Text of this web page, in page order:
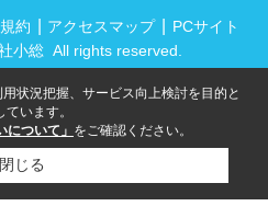
約 アクセスマップ
PCサイト
小総 All rights reserved.
状況把握、サービス向上検討を目的と
います。
について」 をご確認ください。
閉じる